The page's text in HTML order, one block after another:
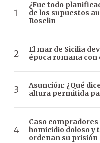
¿Fue todo
de los supuestos
Roselin
El mar de Sicilia
época romana con
Asunción: ¿Qué
altura permitida
Caso
homicidio doloso y
ordenan su prisión